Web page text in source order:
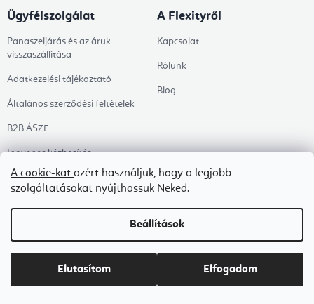
A cookie-kat azért használjuk, hogy a legjobb
szolgáltatásokat nyújthassuk Neked.
Beállítások
Elutasítom Elfogadom
Ügyfélszolgálat
Panaszeljárás és az áruk
visszaszállítása
Adatkezelési tájékoztató
Általános szerződési feltételek
B2B ÁSZF
Ingyenes kézbesítés
Tanácsadás
A Flexityről
Kapcsolat
Rólunk
Blog
Kategóriák Témák